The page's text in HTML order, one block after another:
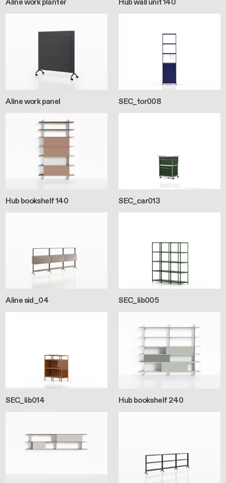
Aline work planter Hub wall unit 140
Aline work panel SEC_tor008
Hub bookshelf 140 SEC_car013
Aline sid_04 SEC_lib005
SEC_lib014 Hub bookshelf 240